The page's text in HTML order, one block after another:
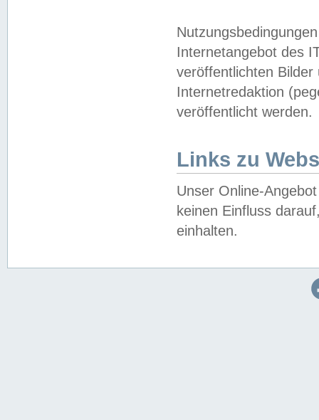
Internetangebot des
veröffentlichten
Internetredaktion
veröffentlicht werden.
Links zu
Unser Online-
keinen Einfluss
einhalten.